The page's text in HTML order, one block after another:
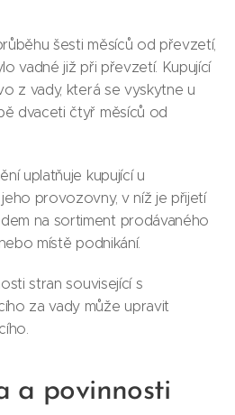
šesti měsíců od převzetí,
vadné již při převzetí. Kupující
z vady, která se vyskytne u
dvaceti čtyř měsíců od
uplatňuje kupující u
provozovny, v níž je přijetí
na sortiment prodávaného
místě podnikání.
stran související s
za vady může upravit
a povinnosti